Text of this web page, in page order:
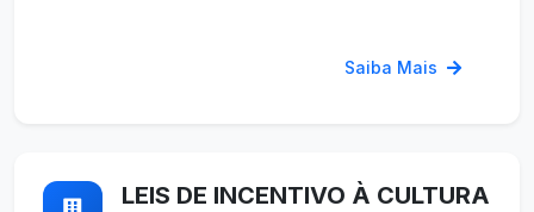
Saiba Mais
LEIS DE INCENTIVO À CULTURA